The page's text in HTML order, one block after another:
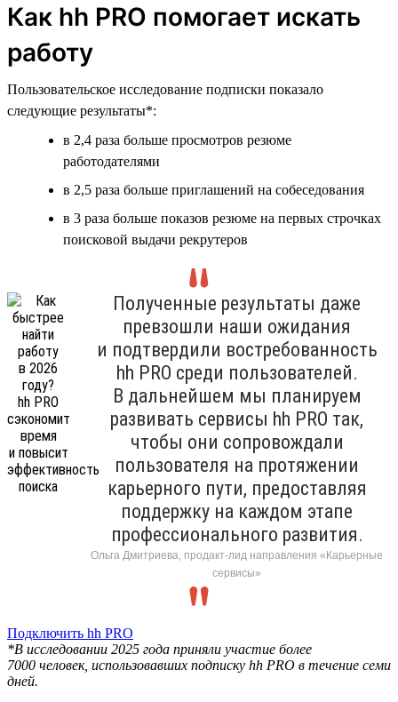
Как hh PRO помогает искать
работу
Пользовательское исследование подписки показало
следующие результаты*:
в 2,4 раза больше просмотров резюме
работодателями
в 2,5 раза больше приглашений на собеседования
в 3 раза больше показов резюме на первых строчках
поисковой выдачи рекрутеров
Полученные результаты даже
превзошли наши ожидания
и подтвердили востребованность
hh PRO среди пользователей.
В дальнейшем мы планируем
развивать сервисы hh PRO так,
чтобы они сопровождали
пользователя на протяжении
карьерного пути, предоставляя
поддержку на каждом этапе
профессионального развития.
Ольга Дмитриева, продакт-лид направления «Карьерные
сервисы»
Подключить hh PRO
*В исследовании 2025 года приняли участие более
7000 человек, использовавших подписку hh PRO в течение семи
дней.